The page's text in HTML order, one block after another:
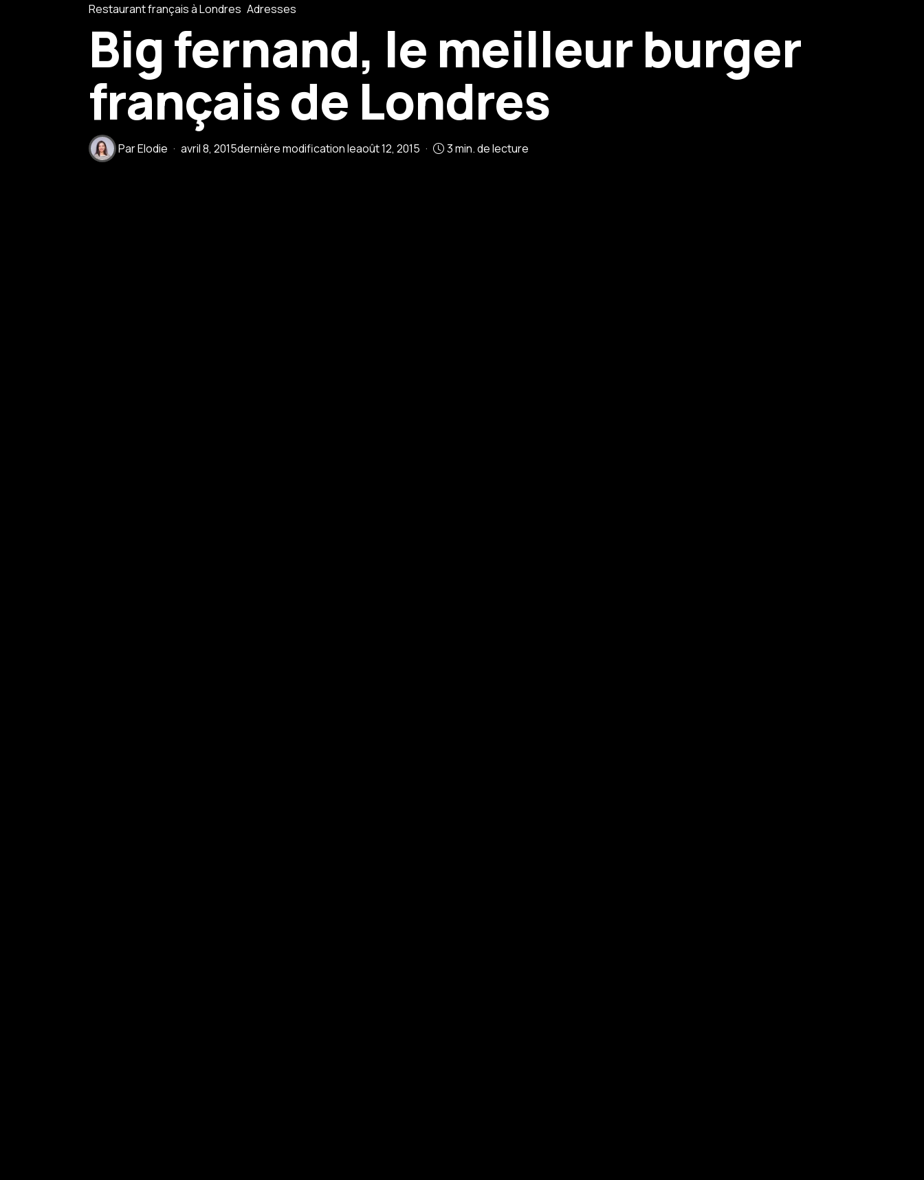
Restaurant français à Londres Adresses
Big fernand, le meilleur burger
français de Londres
ParElodie avril 8, 2015dernière modification leaoût 12, 2015 3 min. de lecture